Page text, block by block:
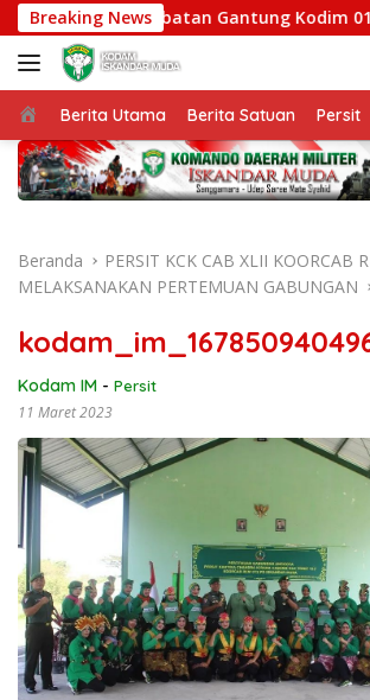
Langsung
ke
konten
Breaking News
Satgas Jembatan Gantung Kodim 0108/
Beranda
Berita Utama Berita Satuan Persit
Beranda
PERSIT KCK CAB XLII KOORCAB
MELAKSANAKAN PERTEMUAN GABUNGAN
Kodam IM - Persit
11 Maret 2023